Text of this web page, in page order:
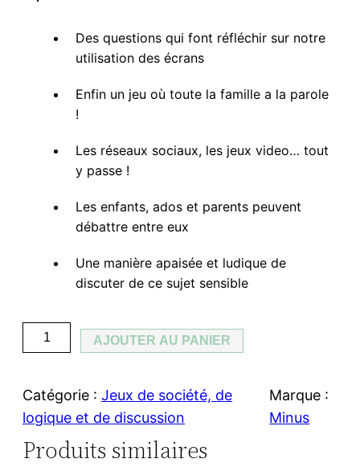
Des questions qui font réfléchir sur notre
utilisation des écrans
Enfin un jeu où toute la famille a la parole
!
Les réseaux sociaux, les jeux video… tout
y passe !
Les enfants, ados et parents peuvent
débattre entre eux
Une manière apaisée et ludique de
discuter de ce sujet sensible
u
n
t
i
AJOUTER AU PANIER
Catégorie : Jeux de société, de
logique et de discussion
Marque :
Minus
Produits similaires